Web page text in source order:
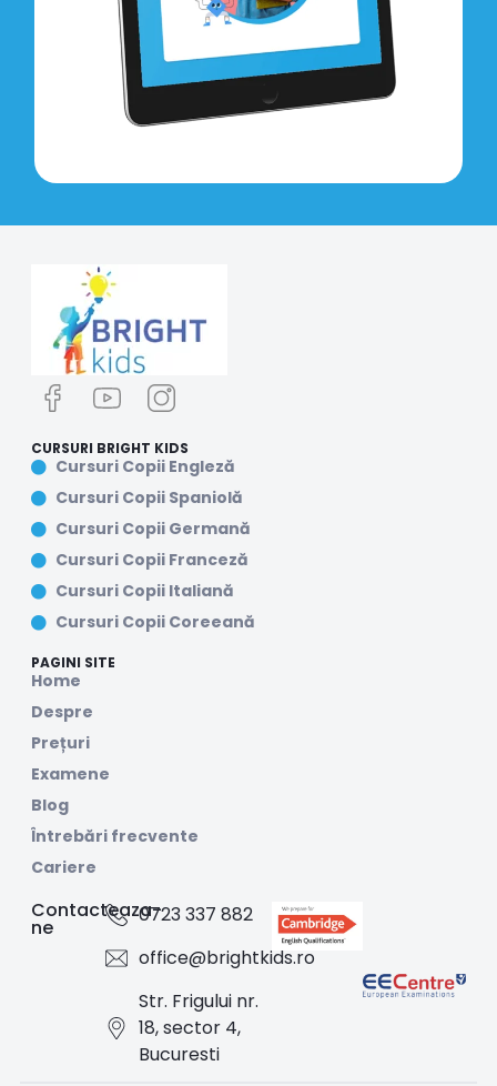
CURSURI BRIGHT KIDS
Cursuri Copii Engleză
Cursuri Copii Spaniolă
Cursuri Copii Germană
Cursuri Copii Franceză
Cursuri Copii Italiană
Cursuri Copii Coreeană
PAGINI SITE
Home
Despre
Prețuri
Examene
Blog
Întrebări frecvente
Cariere
Contacteaza-
ne
0723 337 882
office@brightkids.ro
Str. Frigului nr.
18, sector 4,
Bucuresti